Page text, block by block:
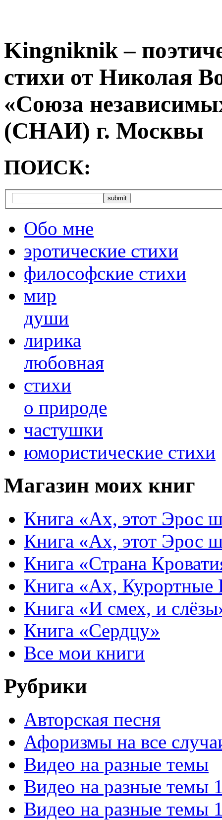
Kingniknik –
стихи от Николая
«Союза
(СНАИ) г. Москвы
ПОИСК:
Обо мне
эротические стихи
философские стихи
мир
души
лирика
любовная
cтихи
о природе
частушки
юмористические стихи
Магазин моих книг
Книга «Ах, этот Эрос
Книга «Ах, этот Эрос
Книга «Страна
Книга «Ах,
Книга «И смех, и
Книга «Сердцу»
Все мои книги
Рубрики
Авторская песня
Афоризмы на все
Видео на разные темы
Видео на разные темы
Видео на разные темы